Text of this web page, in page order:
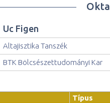
Uc Figen
Altajisztika Tanszék
BTK Bölcsészettudományi Kar
Típus